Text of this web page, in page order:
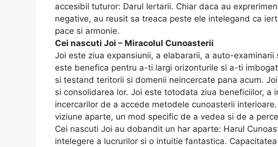
accesibil tuturor: Darul Iertarii. Chiar daca au
negative, au reusit sa treaca peste ele intelegand ca
pace si armonie.
Cei nascuti Joi – Miracolul Cunoasterii
Joi este ziua expansiunii, a elabararii, a auto-
este benefica pentru a-ti largi orizonturile si a-ti
si testand teritorii si domenii neincercate pana acum.
si consolidarea lor. Joi este totodata ziua beneficiilor, a
incercarilor de a accede metodele cunoasterii
viziune aparte, un mod specific de a vedea si de a
Cei nascuti Joi au dobandit un har aparte: Harul
intelegere a lucrurilor si o intuitie fantastica.